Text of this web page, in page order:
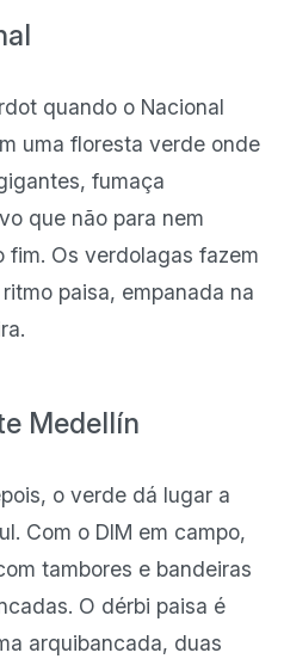
quando o Nacional
uma floresta verde onde
fumaça
que não para nem
fim. Os verdolagas fazem
paisa, empanada na
Medellín
o verde dá lugar a
Com o DIM em campo,
tambores e bandeiras
O dérbi paisa é
arquibancada, duas